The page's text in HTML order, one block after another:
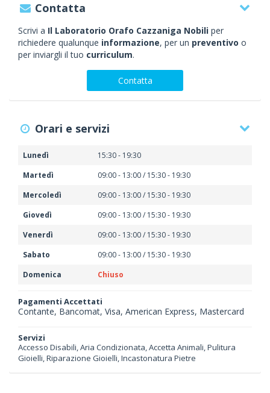
Contatta
Scrivi a Il Laboratorio Orafo Cazzaniga Nobili per
richiedere qualunque informazione, per un preventivo o
per inviargli il tuo curriculum.
Contatta
Orari e servizi
Lunedì
15:30 - 19:30
Martedì
09:00 - 13:00 / 15:30 - 19:30
Mercoledì
09:00 - 13:00 / 15:30 - 19:30
Giovedì
09:00 - 13:00 / 15:30 - 19:30
Venerdì
09:00 - 13:00 / 15:30 - 19:30
Sabato
09:00 - 13:00 / 15:30 - 19:30
Domenica
Chiuso
Pagamenti Accettati
Contante, Bancomat, Visa, American Express, Mastercard
Servizi
Accesso Disabili, Aria Condizionata, Accetta Animali, Pulitura
Gioielli, Riparazione Gioielli, Incastonatura Pietre